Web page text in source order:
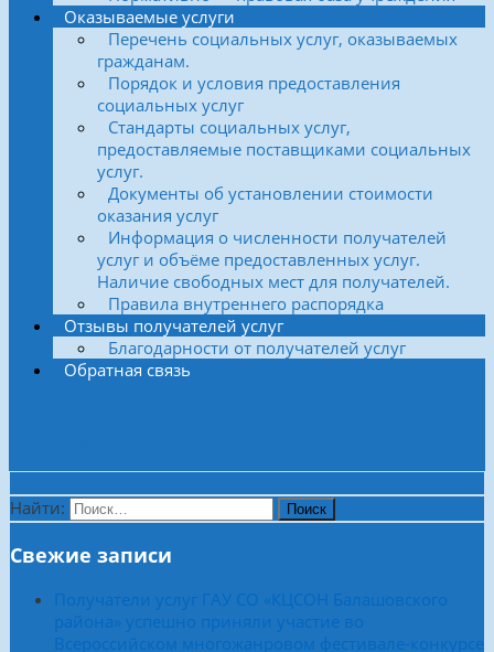
Оказываемые услуги
Перечень социальных услуг, оказываемых
гражданам.
Порядок и условия предоставления
социальных услуг
Стандарты социальных услуг,
предоставляемые поставщиками социальных
услуг.
Документы об установлении стоимости
оказания услуг
Информация о численности получателей
услуг и объёме предоставленных услуг.
Наличие свободных мест для получателей.
Правила внутреннего распорядка
Отзывы получателей услуг
Благодарности от получателей услуг
Обратная связь
Найти:
Свежие записи
Получатели услуг ГАУ СО «КЦСОН Балашовского
района» успешно приняли участие во
Всероссийском многожанровом фестивале-конкурсе